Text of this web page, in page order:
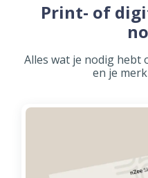
Print- of
Alles wat je nodig hebt
en je